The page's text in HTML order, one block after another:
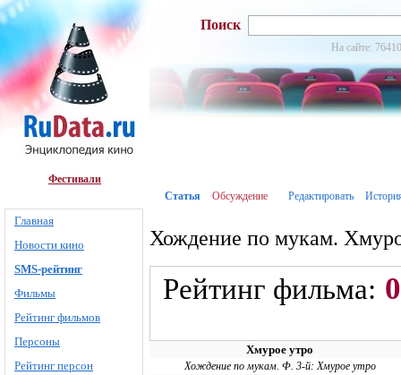
Фестивали
Главная
Новости кино
SMS-рейтинг
Фильмы
Рейтинг фильмов
Персоны
Рейтинг персон
Поиск
На сайте:
Статья Обсуждение Редактировать
Хождение по мукам.
Рейтинг фильма: 0
Хмурое утро
Хождение по мукам. Ф. 3-й: Хмурое утро